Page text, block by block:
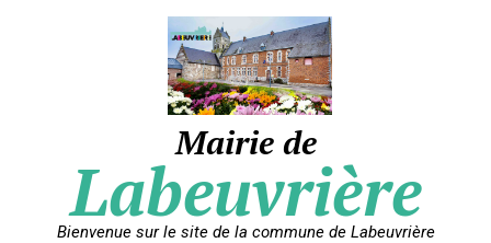
Mairie de
Labeuvrière
Bienvenue sur le site de la commune de Labeuvrière